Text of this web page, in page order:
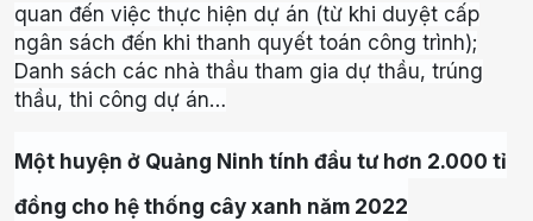
quan đến việc thực hiện dự án (từ khi duyệt cấp
ngân sách đến khi thanh quyết toán công trình);
Danh sách các nhà thầu tham gia dự thầu, trúng
thầu, thi công dự án…
Một huyện ở Quảng Ninh tính đầu tư hơn 2.000 tỉ
đồng cho hệ thống cây xanh năm 2022